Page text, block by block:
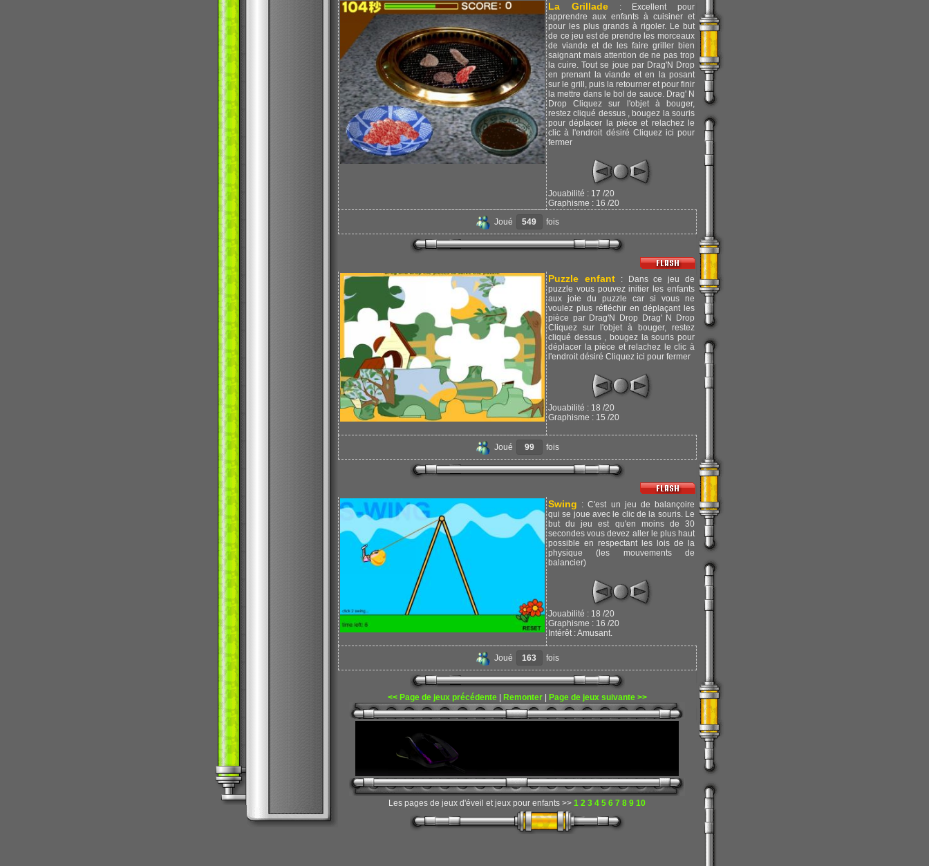
La Grillade: Excellent pour
apprendre aux enfants à cuisiner et
pour les plus grands à rigoler. Le but
de ce jeu est de prendre les morceaux
de viande et de les faire griller bien
saignant mais attention de ne pas trop
la cuire. Tout se joue par Drag'N Drop
en prenant la viande et en la posant
sur le grill, puis la retourner et pour finir
la mettre dans le bol de sauce. Drag' N
Drop Cliquez sur l'objet à bouger,
restez cliqué dessus , bougez la souris
pour déplacer la pièce et relachez le
clic à l'endroit désiré Cliquez ici pour
fermer
Jouabilité : 17 /20
Graphisme : 16 /20
Joué
549 fois
Puzzle enfant: Dans ce jeu de
puzzle vous pouvez initier les enfants
aux joie du puzzle car si vous ne
voulez plus réfléchir en déplaçant les
pièce par Drag'N Drop Drag' N Drop
Cliquez sur l'objet à bouger, restez
cliqué dessus , bougez la souris pour
déplacer la pièce et relachez le clic à
l'endroit désiré Cliquez ici pour fermer
Jouabilité : 18 /20
Graphisme : 15 /20
Joué 99 fois
Swing : C'est un jeu de balançoire
qui se joue avec le clic de la souris. Le
but du jeu est qu'en moins de 30
secondes vous devez aller le plus haut
possible en respectant les lois de la
physique (les mouvements de
balancier)
Jouabilité : 18 /20
Graphisme : 16 /20
Intérêt : Amusant.
Joué 163 fois
<< Page de jeux précédente| Remonter| Page de jeux suivante >>
Les pages de jeux d'éveil et jeux pour enfants >> 1 2 3 4 5 6 7 8 9 10